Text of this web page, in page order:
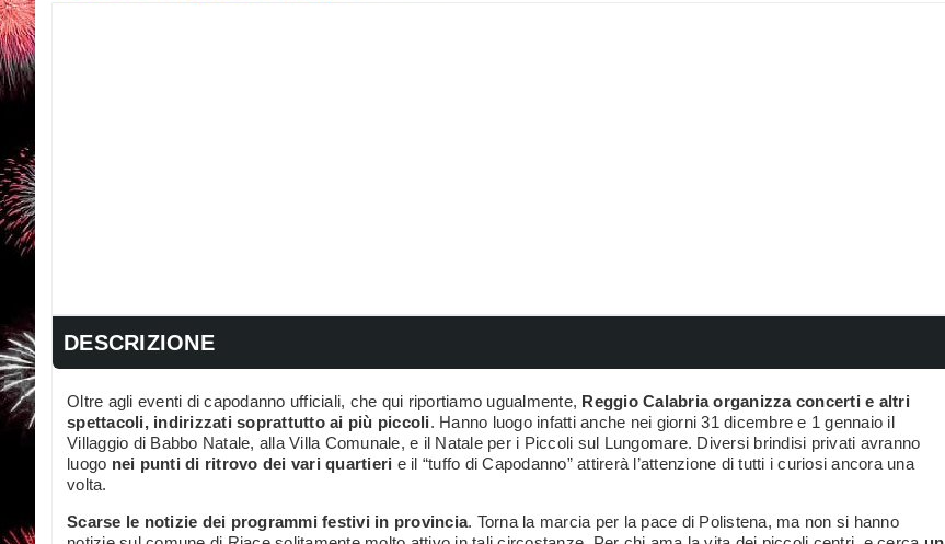
DESCRIZIONE
Oltre agli eventi di capodanno ufficiali, che qui riportiamo ugualmente, Reggio Calabria organizza concerti e altri
spettacoli, indirizzati soprattutto ai più piccoli. Hanno luogo infatti anche nei giorni 31 dicembre e 1 gennaio il
Villaggio di Babbo Natale, alla Villa Comunale, e il Natale per i Piccoli sul Lungomare. Diversi brindisi privati avranno
luogo nei punti di ritrovo dei vari quartieri e il “tuffo di Capodanno” attirerà l’attenzione di tutti i curiosi ancora una
volta.
Scarse le notizie dei programmi festivi in provincia. Torna la marcia per la pace di Polistena, ma non si hanno